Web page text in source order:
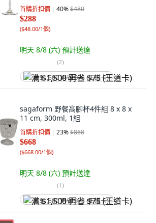
首購折扣價 40%$480
$288
($48.00/1個)
明天 8/8 (六) 預計送達
(2)
满 $1,500 再省 $75 (王道卡)
sagaform 野餐高腳杯4件組 8 x 8 x
11 cm, 300ml, 1組
首購折扣價 23%$868
$668
($668.00/1個)
明天 8/8 (六) 預計送達
(1)
满 $1,500 再省 $75 (王道卡)